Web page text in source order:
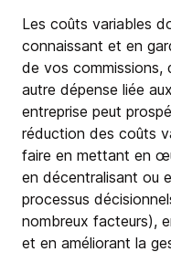
Les coûts variables
connaissant et en
de vos commissions,
autre dépense liée
entreprise peut
réduction des coûts
faire en mettant en
en décentralisant ou
processus
nombreux facteurs),
et en améliorant la